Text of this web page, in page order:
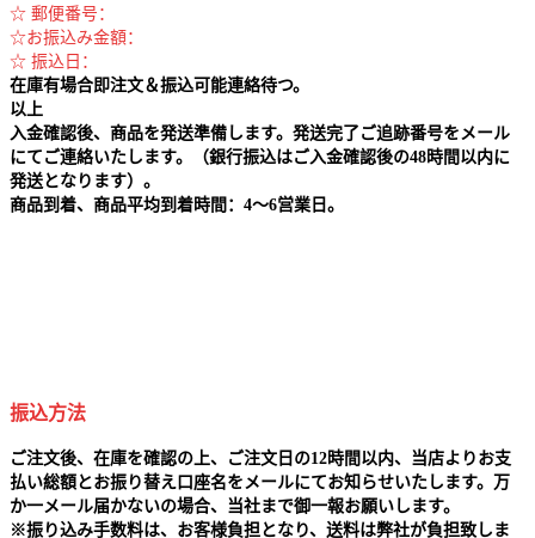
☆ 郵便番号：
☆お振込み金額：
☆ 振込日：
在庫有場合即注文＆振込可能連絡待つ。
以上
入金確認後、商品を発送準備します。発送完了ご追跡番号をメール
にてご連絡いたします。（銀行振込はご入金確認後の48時間以内に
発送となります）。
商品到着、商品平均到着時間：4～6営業日。
振込方法
ご注文後、在庫を確認の上、ご注文日の12時間以内、当店よりお支
払い総額とお振り替え口座名をメールにてお知らせいたします。万
か一メール届かないの場合、当社まで御一報お願いします。
※振り込み手数料は、お客様負担となり、送料は弊社が負担致しま